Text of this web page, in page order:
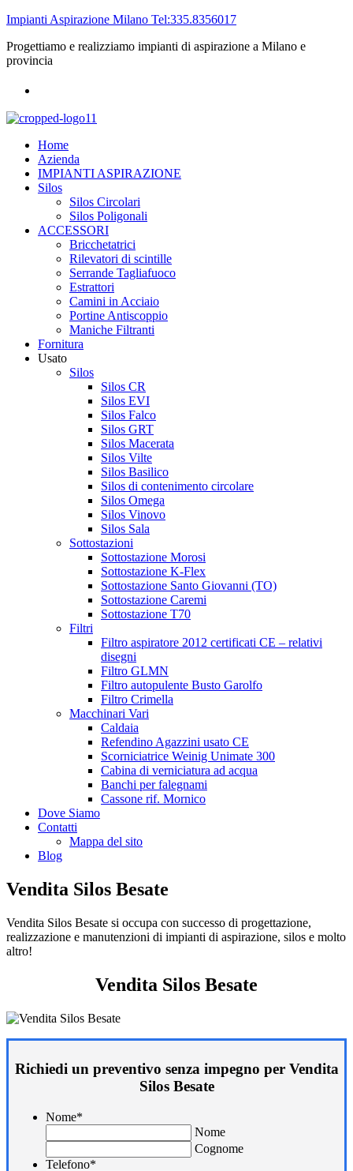
Impianti Aspirazione Milano Tel:335.8356017
Progettiamo e realizziamo impianti di aspirazione a Milano e
provincia
Home
Azienda
IMPIANTI ASPIRAZIONE
Silos
Silos Circolari
Silos Poligonali
ACCESSORI
Bricchetatrici
Rilevatori di scintille
Serrande Tagliafuoco
Estrattori
Camini in Acciaio
Portine Antiscoppio
Maniche Filtranti
Fornitura
Usato
Silos
Silos CR
Silos EVI
Silos Falco
Silos GRT
Silos Macerata
Silos Vilte
Silos Basilico
Silos di contenimento circolare
Silos Omega
Silos Vinovo
Silos Sala
Sottostazioni
Sottostazione Morosi
Sottostazione K-Flex
Sottostazione Santo Giovanni (TO)
Sottostazione Caremi
Sottostazione T70
Filtri
Filtro aspiratore 2012 certificati CE – relativi
disegni
Filtro GLMN
Filtro autopulente Busto Garolfo
Filtro Crimella
Macchinari Vari
Caldaia
Refendino Agazzini usato CE
Scorniciatrice Weinig Unimate 300
Cabina di verniciatura ad acqua
Banchi per falegnami
Cassone rif. Mornico
Dove Siamo
Contatti
Mappa del sito
Blog
Vendita Silos Besate
Vendita Silos Besate si occupa con successo di progettazione,
realizzazione e manutenzioni di impianti di aspirazione, silos e molto
altro!
Vendita Silos Besate
Richiedi un preventivo senza impegno per Vendita
Silos Besate
Nome*
Nome
Cognome
Telefono*